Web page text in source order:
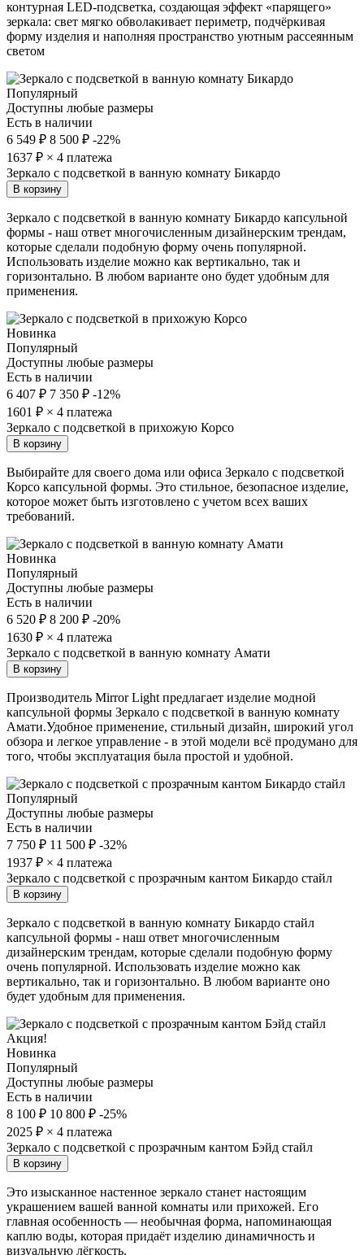
контурная LED-подсветка, создающая эффект «парящего»
зеркала: свет мягко обволакивает периметр, подчёркивая
форму изделия и наполняя пространство уютным рассеянным
светом
Популярный
Доступны любые размеры
Есть в наличии
6 549 ₽ 8 500 ₽ -22%
1637 ₽ × 4 платежа
Зеркало с подсветкой в ванную комнату Бикардо
В корзину
Зеркало с подсветкой в ванную комнату Бикардо капсульной
формы - наш ответ многочисленным дизайнерским трендам,
которые сделали подобную форму очень популярной.
Использовать изделие можно как вертикально, так и
горизонтально. В любом варианте оно будет удобным для
применения.
Новинка
Популярный
Доступны любые размеры
Есть в наличии
6 407 ₽ 7 350 ₽ -12%
1601 ₽ × 4 платежа
Зеркало с подсветкой в прихожую Корсо
В корзину
Выбирайте для своего дома или офиса Зеркало с подсветкой
Корсо капсульной формы. Это стильное, безопасное изделие,
которое может быть изготовлено с учетом всех ваших
требований.
Новинка
Популярный
Доступны любые размеры
Есть в наличии
6 520 ₽ 8 200 ₽ -20%
1630 ₽ × 4 платежа
Зеркало с подсветкой в ванную комнату Амати
В корзину
Производитель Mirror Light предлагает изделие модной
капсульной формы Зеркало с подсветкой в ванную комнату
Амати.Удобное применение, стильный дизайн, широкий угол
обзора и легкое управление - в этой модели всё продумано для
того, чтобы эксплуатация была простой и удобной.
Популярный
Доступны любые размеры
Есть в наличии
7 750 ₽ 11 500 ₽ -32%
1937 ₽ × 4 платежа
Зеркало с подсветкой с прозрачным кантом Бикардо стайл
В корзину
Зеркало с подсветкой в ванную комнату Бикардо стайл
капсульной формы - наш ответ многочисленным
дизайнерским трендам, которые сделали подобную форму
очень популярной. Использовать изделие можно как
вертикально, так и горизонтально. В любом варианте оно
будет удобным для применения.
Акция!
Новинка
Популярный
Доступны любые размеры
Есть в наличии
8 100 ₽ 10 800 ₽ -25%
2025 ₽ × 4 платежа
Зеркало с подсветкой с прозрачным кантом Бэйд стайл
В корзину
Это изысканное настенное зеркало станет настоящим
украшением вашей ванной комнаты или прихожей. Его
главная особенность — необычная форма, напоминающая
каплю воды, которая придаёт изделию динамичность и
визуальную лёгкость.